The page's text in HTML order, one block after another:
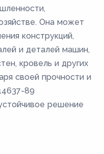
Она может
конструкций,
и деталей машин,
кровель и других
своей прочности и
89
решение